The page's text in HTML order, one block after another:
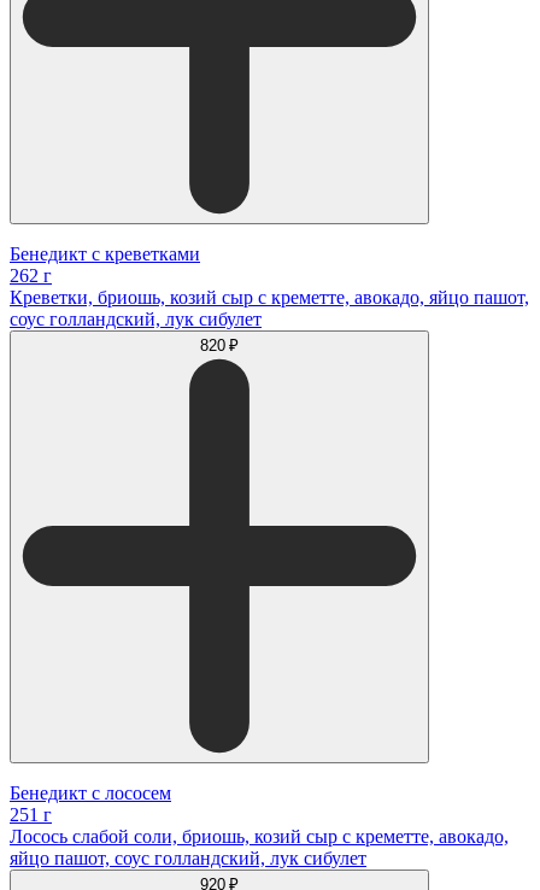
Бенедикт с креветками
262 г
Креветки, бриошь, козий сыр с креметте, авокадо, яйцо пашот,
соус голландский, лук сибулет
820 ₽
Бенедикт с лососем
251 г
Лосось слабой соли, бриошь, козий сыр с креметте, авокадо,
яйцо пашот, соус голландский, лук сибулет
920 ₽